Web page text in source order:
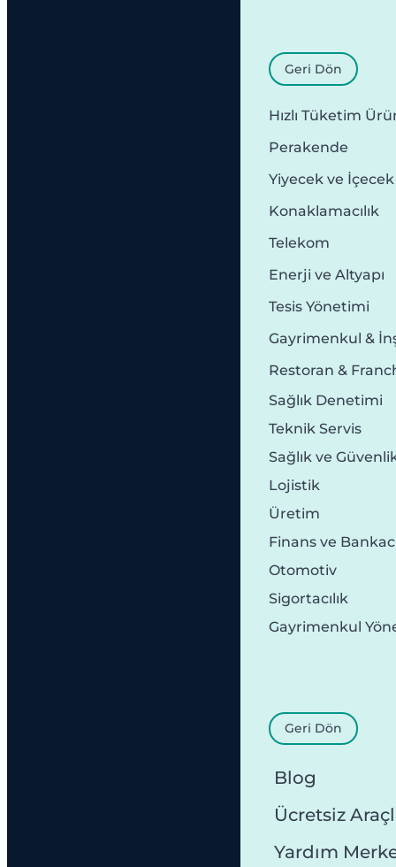
Geri Dön
Hızlı Tüketim
Perakende
Yiyecek ve İçecek
Konaklamacılık
Telekom
Enerji ve Altyapı
Tesis Yönetimi
Gayrimenkul &
Restoran &
Sağlık Denetimi
Teknik Servis
Sağlık ve
Lojistik
Üretim
Finans ve
Otomotiv
Sigortacılık
Gayrimenkul
Geri Dön
Blog
Ücretsiz
Yardım